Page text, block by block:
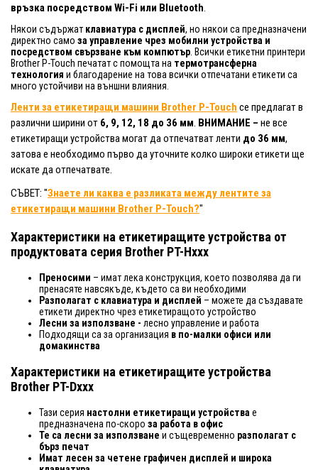
връзка посредством Wi-Fi или Bluetooth.
Някои съдържат клавиатура с дисплей, но някои са предназначени
директно само за управление чрез мобилни устройства и
посредством свързване към компютър . Всички етикетни принтери
Brother P-Touch печатат с помощта на термотрансферна
технология и благодарение на това всички отпечатани етикети са
много устойчиви на външни влияния.
Ленти за етикетиращи машини Brother P-Touch се предлагат в
различни ширини от 6, 9, 12, 18 до 36 мм. ВНИМАНИЕ – не все
етикетиращи устройства могат да отпечатват ленти до 36 мм,
затова е необходимо първо да уточните колко широки етикети ще
искате да отпечатвате.
СЪВЕТ: "Знаете ли каква е разликата между лентите за
етикетиращи машини Brother P-Touch?"
Характеристики на етикетиращите устройства от
продуктовата серия Brother PT-Hxxx
Преносими – имат лека конструкция, което позволява да ги
пренасяте навсякъде, където са ви необходими
Разполагат с клавиатура и дисплей – можете да създавате
етикети директно чрез етикетиращото устройство
Лесни за използване - лесно управление и работа
Подходящи са за организация в по-малки офиси или
домакинства
Характеристики на етикетиращите устройства
Brother PT-Dxxx
Тази серия настолни етикетиращи устройства е
предназначена по-скоро за работа в офис
Те са лесни за използване и същевременно разполагат с
бърз печат
Имат лесен за четене графичен дисплей и широка